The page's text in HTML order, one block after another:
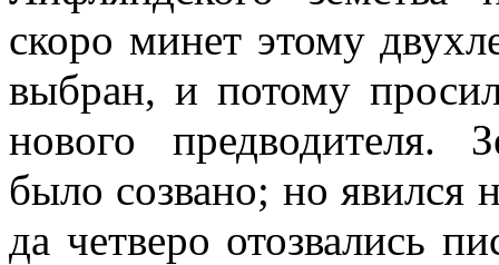
скоро минет этому
выбран, и потому
нового предводителя.
было созвано; но явился
да четверо отозвались